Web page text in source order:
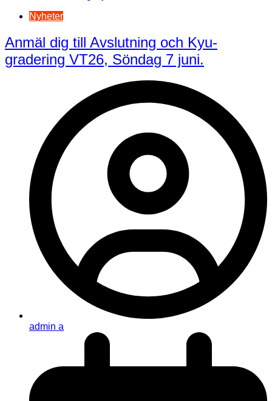
Nyheter
Anmäl dig till Avslutning och Kyu-
gradering VT26, Söndag 7 juni.
admin a